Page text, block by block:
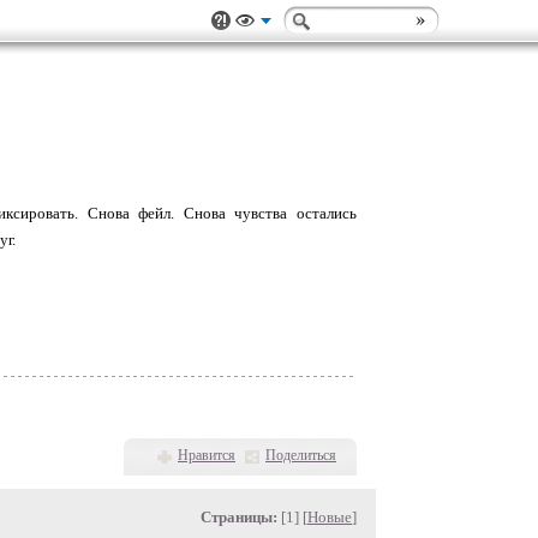
Снова фейл. Снова чувства остались
Нравится Поделиться
Страницы: [1] [Новые]